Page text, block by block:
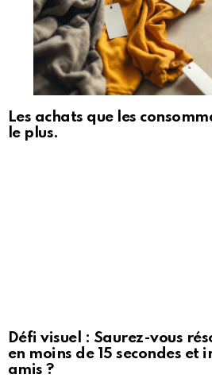
Les achats que les
le plus.
Défi visuel : Saurez-vous
en moins de 15 secondes et
amis ?